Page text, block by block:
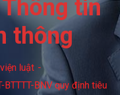
tin
thông
luật
BNV quy định tiêu